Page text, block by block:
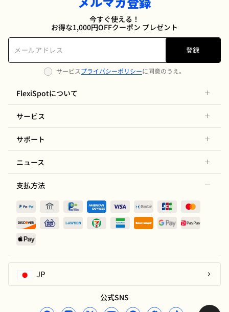
今すぐ使える！
お得な1,000円OFFクーポン プレゼント
登録
サービスプライバシーポリシーに同意のうえ。
FlexiSpotについて
サービス
サポート
ニュース
支払方法
JP
公式SNS